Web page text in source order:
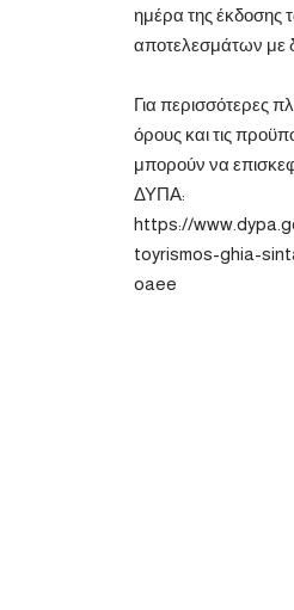
ημέρα της έκδοσης
αποτελεσμάτων με
Για περισσότερες
όρους και τις
μπορούν να
ΔΥΠΑ:
https://
toyrismos-ghia-
oaee